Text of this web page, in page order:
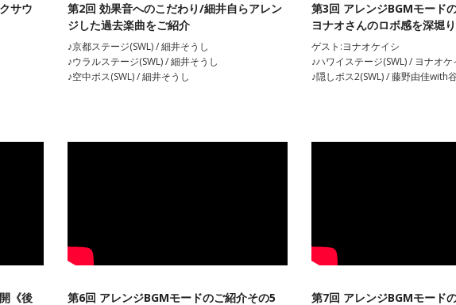
サウ
第2回 効果音へのこだわり/細井自らアレン
ジした過去楽曲をご紹介
♪京都ステージ(SWL) / 細井そうし
♪ウラルステージ(SWL) / 細井そうし
♪空中ボス(SWL) / 細井そうし
第3回 アレンジBGMモード
ヨナオさんのロボ感を深堀り
ゲスト:ヨナオケイシ
♪ハワイステージ(SWL) / ヨナオケ
♪隠しボス2(SWL) / 藤野由佳with
《後 第6回 アレンジBGMモードのご紹介その5 第7回 アレンジBGMモード